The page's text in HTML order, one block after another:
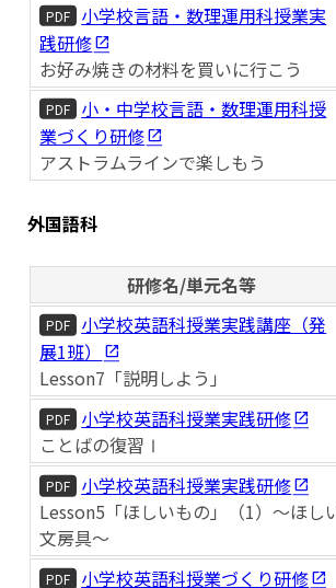
PDF
小学校言語・数理運用科授業実
践研修
お好み焼きの材料を買いに行こう
PDF
小・中学校言語・数理運用科授
業づくり研修
アストラムラインで楽しもう
外国語科
研修名/単元名等
PDF
小学校英語科授業実践講座（発
展1班）
Lesson7「説明しよう」
PDF
小学校英語科授業実践研修
ことばの復習Ⅰ
PDF
小学校英語科授業実践研修
Lesson5「ほしいもの」（1）～ほし
文房具～
PDF 小学校英語科授業づくり研修